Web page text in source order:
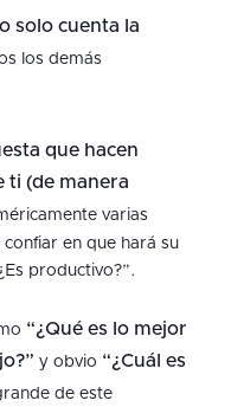
solo cuenta la
los demás
que hacen
ti (de manera
varias
en que hará su
productivo?”.
“¿Qué es lo mejor
y obvio “¿Cuál es
de este